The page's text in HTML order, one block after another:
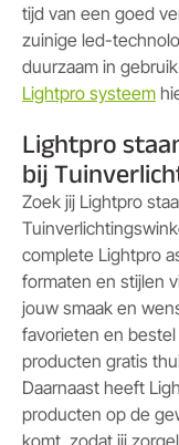
tijd van een goed
zuinige led-
duurzaam in
Lightpro systeem
Lightpro
bij
Zoek jij Lightpro
complete Lightpro
formaten en stijlen
jouw smaak en
favorieten en
producten gratis
Daarnaast heeft
producten op de
komt, zodat jij